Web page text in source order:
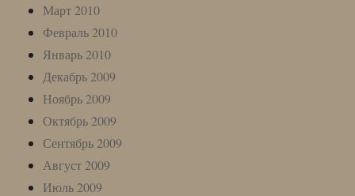
Март 2010
Февраль 2010
Январь 2010
Декабрь 2009
Ноябрь 2009
Октябрь 2009
Сентябрь 2009
Август 2009
Июль 2009